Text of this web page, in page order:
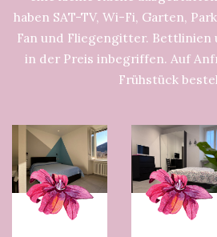
haben SAT-TV, Wi-Fi, Garten,
Fan und Fliegengitter. Bettlinien
in der Preis inbegriffen. Auf
Frühstück